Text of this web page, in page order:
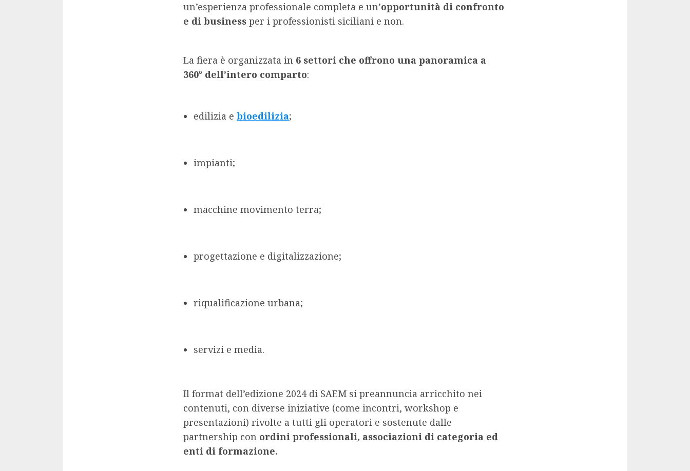
un’esperienza professionale completa e un’opportunità di confronto
e di business per i professionisti siciliani e non.
La fiera è organizzata in 6 settori che offrono una panoramica a
360° dell’intero comparto:
edilizia e bioedilizia;
impianti;
macchine movimento terra;
progettazione e digitalizzazione;
riqualificazione urbana;
servizi e media.
Il format dell’edizione 2024 di SAEM si preannuncia arricchito nei
contenuti, con diverse iniziative (come incontri, workshop e
presentazioni) rivolte a tutti gli operatori e sostenute dalle
partnership con ordini professionali, associazioni di categoria ed
enti di formazione.